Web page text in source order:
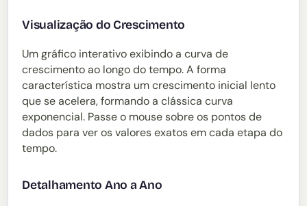
Visualização do Crescimento
Um gráfico interativo exibindo a curva de
crescimento ao longo do tempo. A forma
característica mostra um crescimento inicial lento
que se acelera, formando a clássica curva
exponencial. Passe o mouse sobre os pontos de
dados para ver os valores exatos em cada etapa do
tempo.
Detalhamento Ano a Ano